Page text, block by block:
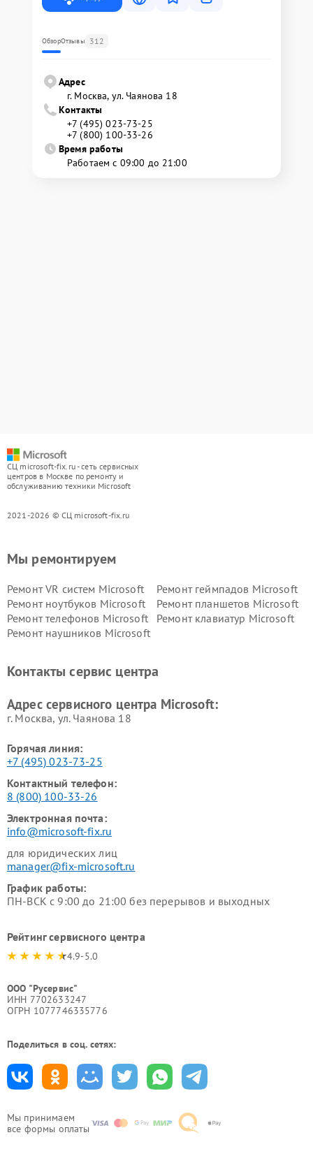
ОбзорОтзывы 312
Адрес
г. Москва, ул. Чаянова 18
Контакты
+7 (495) 023-73-25
+7 (800) 100-33-26
Время работы
Работаем с 09:00 до 21:00
СЦ microsoft-fix.ru - сеть сервисных
центров в Москве по ремонту и
обслуживанию техники Microsoft
2021-2026 © СЦ microsoft-fix.ru
Мы принимаем
все формы оплаты
Мы ремонтируем
Ремонт VR систем Microsoft
Ремонт геймпадов Microsoft
Ремонт ноутбуков Microsoft
Ремонт планшетов Microsoft
Ремонт телефонов Microsoft
Ремонт клавиатур Microsoft
Ремонт наушников Microsoft
Контакты сервис центра
Адрес сервисного центра Microsoft:
г. Москва, ул. Чаянова 18
Горячая линия:
+7 (495) 023-73-25
Контактный телефон:
8 (800) 100-33-26
Электронная почта:
info@microsoft-fix.ru
для юридических лиц
manager@fix-microsoft.ru
График работы:
ПН-ВСК с 9:00 до 21:00 без перерывов и выходных
Рейтинг сервисного центра
4.9-5.0
ООО "Русервис"
ИНН 7702633247
ОГРН 1077746335776
Поделиться в соц. сетях: